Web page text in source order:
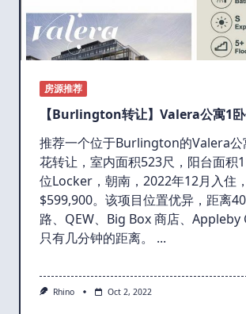
房源推荐
【Burlington转让】Valera公寓1
推荐一个位于Burlington的Valera公
花转让，室内面积523尺，阳台面积
位Locker，朝南，2022年12月入住
$599,900。该项目位置优异，距离
路、QEW、Big Box 商店、Appleby
只有几分钟的距离。
...
Rhino Oct 2, 2022